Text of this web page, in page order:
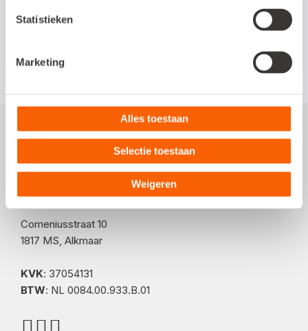
Statistieken
Marketing
Alles toestaan
Selectie toestaan
Weigeren
Postadres
Comeniusstraat 10
1817 MS, Alkmaar
KVK: 37054131
BTW: NL 0084.00.933.B.01